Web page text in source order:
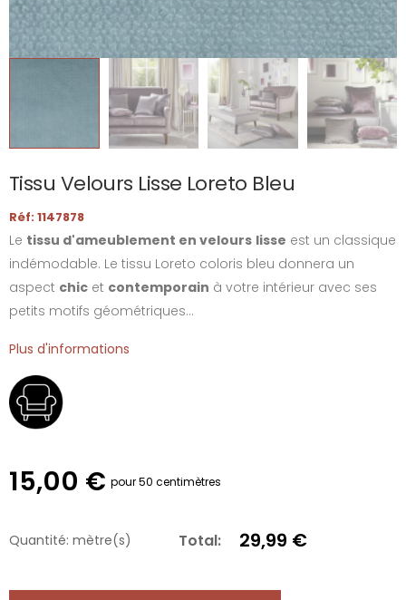
Tissu Velours Lisse Loreto Bleu
Réf: 1147878
Le tissu d'ameublement en velours lisse est un classique
indémodable. Le tissu Loreto coloris bleu donnera un
aspect chic et contemporain à votre intérieur avec ses
petits motifs géométriques...
Plus d'informations
15,00 € pour 50 centimètres
Quantité: mètre(s) Total: 29,99 €